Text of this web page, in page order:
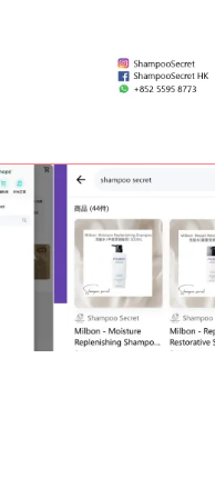
Secret
業洗頭水專門店